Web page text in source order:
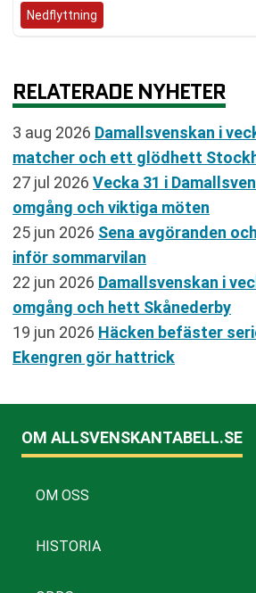
Nedflyttning
RELATERADE NYHETER
3 aug 2026 Damallsvenskan i
matcher och ett glödhett
27 jul 2026 Vecka 31 i
omgång och viktiga möten
25 jun 2026 Sena avgöranden
inför sommarvilan
22 jun 2026 Damallsvenskan i
omgång och hett Skånederby
19 jun 2026 Häcken befäster
Ekengren gör hattrick
OM ALLSVENSKANTABELL.SE
OM OSS
HISTORIA